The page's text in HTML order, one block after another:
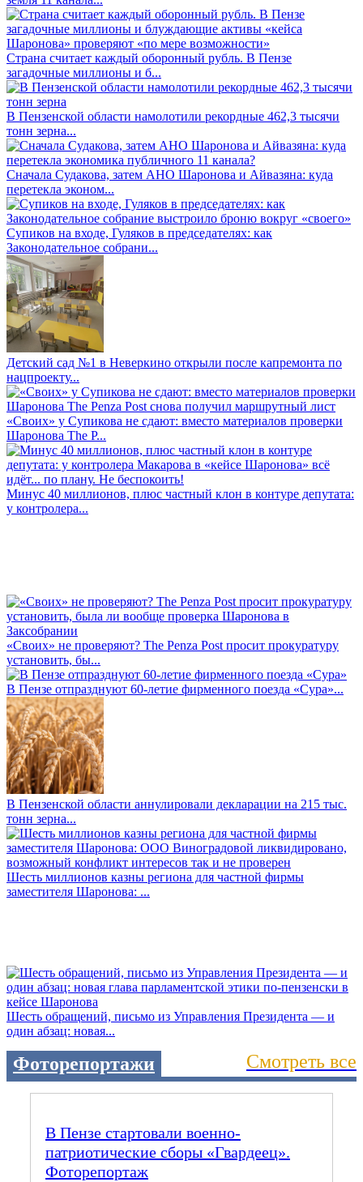
Страна считает каждый оборонный рубль. В Пензе
загадочные миллионы и б...
В Пензенской области намолотили рекордные 462,3 тысячи
тонн зерна...
Сначала Судакова, затем АНО Шаронова и Айвазяна: куда
перетекла эконом...
Супиков на входе, Гуляков в председателях: как
Законодательное собрани...
Детский сад №1 в Неверкино открыли после капремонта по
нацпроекту...
«Своих» у Супикова не сдают: вместо материалов проверки
Шаронова The P...
Минус 40 миллионов, плюс частный клон в контуре депутата:
у контролера...
«Своих» не проверяют? The Penza Post просит прокуратуру
установить, бы...
В Пензе отпразднуют 60-летие фирменного поезда «Сура»...
В Пензенской области аннулировали декларации на 215 тыс.
тонн зерна...
Шесть миллионов казны региона для частной фирмы
заместителя Шаронова: ...
Шесть обращений, письмо из Управления Президента — и
один абзац: новая...
Фоторепортажи Смотреть все
В Пензе стартовали военно-
патриотические сборы «Гвардеец».
Фоторепортаж